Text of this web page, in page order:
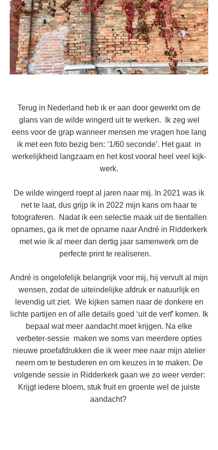
Terug in Nederland heb ik er aan door gewerkt om de
glans van de wilde wingerd uit te werken. Ik zeg wel
eens voor de grap wanneer mensen me vragen hoe lang
ik met een foto bezig ben: ‘1/60 seconde’. Het gaat in
werkelijkheid langzaam en het kost vooral heel veel kijk-
werk.
De wilde wingerd roept al jaren naar mij. In 2021 was ik
net te laat, dus grijp ik in 2022 mijn kans om haar te
fotograferen. Nadat ik een selectie maak uit de tientallen
opnames, ga ik met de opname naar André in Ridderkerk
met wie ik al meer dan dertig jaar samenwerk om de
perfecte print te realiseren.
André is ongelofelijk belangrijk voor mij, hij vervultal mijn
wensen, zodat de uiteindelijke afdruk er natuurlijk en
levendig uit ziet. We kijken samen naar de donkere en
lichte partijen en of alle details goed ‘uit de verf’ komen. Ik
bepaal wat meer aandacht moet krijgen. Na elke
verbeter-sessie maken we soms van meerdere opties
nieuwe proefafdrukken die ik weer mee naar mijn atelier
neem om te bestuderen en om keuzes in te maken. De
volgende sessie in Ridderkerk gaan we zo weer verder:
Krijgt iedere bloem, stuk fruit en groente wel de juiste
aandacht?